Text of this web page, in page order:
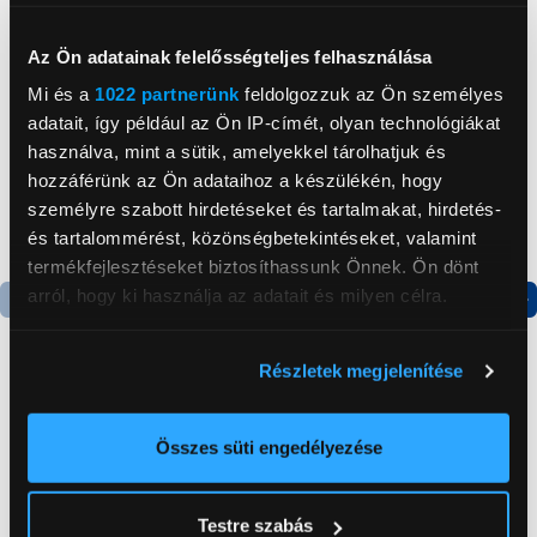
Az Ön adatainak felelősségteljes felhasználása
Mi és a 1022 partnerünk feldolgozzuk az Ön személyes
adatait, így például az Ön IP-címét, olyan technológiákat
használva, mint a sütik, amelyekkel tárolhatjuk és
hozzáférünk az Ön adataihoz a készülékén, hogy
személyre szabott hirdetéseket és tartalmakat, hirdetés-
és tartalommérést, közönségbetekintéseket, valamint
termékfejlesztéseket biztosíthassunk Önnek. Ön dönt
arról, hogy ki használja az adatait és milyen célra.
elhelyezkedéséről pár méteres pontossággal
Az Ön készülékén beazonosítása annak konkrét
Részletek megjelenítése
Összes süti engedélyezése
Testre szabás
Gorenje NRS8182KX Side
by side hűtőszekrény
199 999 Ft
Gorenje RK4182PW4
Alulfagyasztós
119 999 Ft